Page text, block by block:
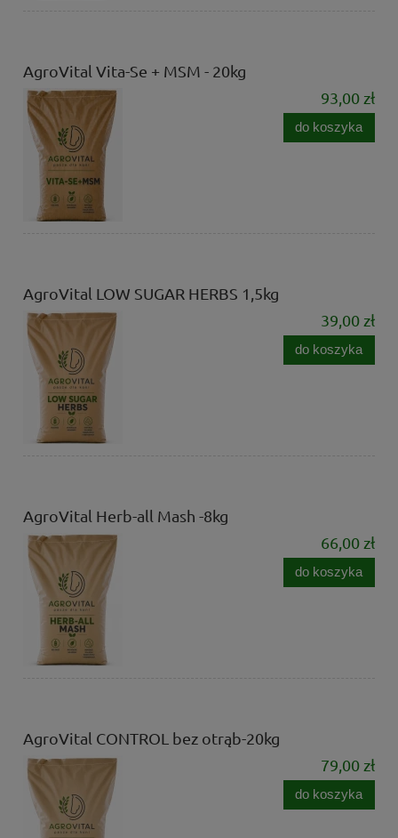
AgroVital Vita-Se + MSM - 20kg
93,00 zł
do koszyka
AgroVital LOW SUGAR HERBS 1,5kg
39,00 zł
do koszyka
AgroVital Herb-all Mash -8kg
66,00 zł
do koszyka
AgroVital CONTROL bez otrąb-20kg
79,00 zł
do koszyka